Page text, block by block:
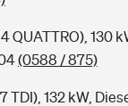
QUATTRO), 130
(0588 / 875)
TDI), 132 kW,